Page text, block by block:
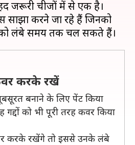
जरूरी चीजों में से एक है।
करने जा रहे हैं जिनको
करके रखें
बनाने के लिए पेंट किया
को भी पूरी तरह कवर किया
करके रखेंगे तो इससे उनके लंबे